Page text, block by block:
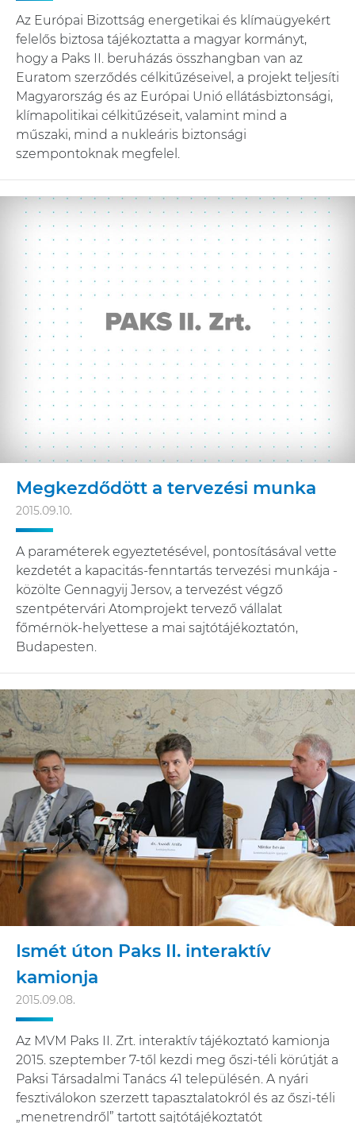
Az Európai Bizottság energetikai és klímaügyekért
felelős biztosa tájékoztatta a magyar kormányt,
hogy a Paks II. beruházás összhangban van az
Euratom szerződés célkitűzéseivel, a projekt teljesíti
Magyarország és az Európai Unió ellátásbiztonsági,
klímapolitikai célkitűzéseit, valamint mind a
műszaki, mind a nukleáris biztonsági
szempontoknak megfelel.
Megkezdődött a tervezési munka
2015.09.10.
A paraméterek egyeztetésével, pontosításával vette
kezdetét a kapacitás-fenntartás tervezési munkája -
közölte Gennagyij Jersov, a tervezést végző
szentpétervári Atomprojekt tervező vállalat
főmérnök-helyettese a mai sajtótájékoztatón,
Budapesten.
Ismét úton Paks II. interaktív
kamionja
2015.09.08.
Az MVM Paks II. Zrt. interaktív tájékoztató kamionja
2015. szeptember 7-től kezdi meg őszi-téli körútját a
Paksi Társadalmi Tanács 41 településén. A nyári
fesztiválokon szerzett tapasztalatokról és az őszi-téli
„menetrendről” tartott sajtótájékoztatót